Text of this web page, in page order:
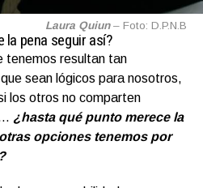
Laura Quiun – Foto: D.P.N.B
la pena seguir así?
tenemos resultan tan
sean lógicos para nosotros,
los otros no comparten
¿hasta qué punto merece la
opciones tenemos por